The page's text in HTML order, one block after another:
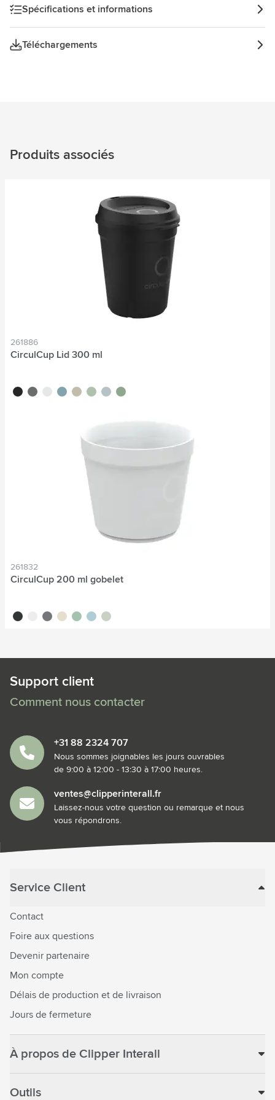
économie circulaire. Conception hollandaise. Fabriqué en
Spécifications et informations
Téléchargements
Produits associés
261886
CirculCup Lid 300 ml
noir gris pierre
blanc cassé
bleu moyen
beigevert clairbleu clairvert moyen
261832
CirculCup 200 ml gobelet
noir blanc cassé
gris pierre
beigevert clairbleu clairvert moyen
Support client
Comment nous contacter
+31 88 2324 707
Nous sommes joignables les jours ouvrables
de 9:00 à 12:00 - 13:30 à 17:00 heures.
ventes@clipperinterall.fr
Laissez-nous votre question ou remarque et nous
vous répondrons.
Service Client
Contact
Foire aux questions
Devenir partenaire
Mon compte
Délais de production et de livraison
Jours de fermeture
À propos de Clipper Interall
Outils